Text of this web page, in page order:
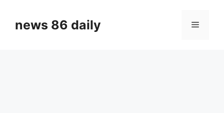
contentnews 86 daily Menu